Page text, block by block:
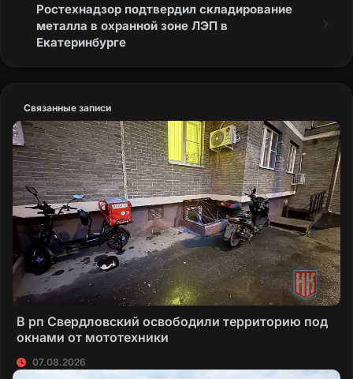
Ростехнадзор подтвердил складирование
металла в охранной зоне ЛЭП в
Екатеринбурге
Связанные записи
В рп Свердловский освободили территорию под
окнами от мототехники
07.08.2026